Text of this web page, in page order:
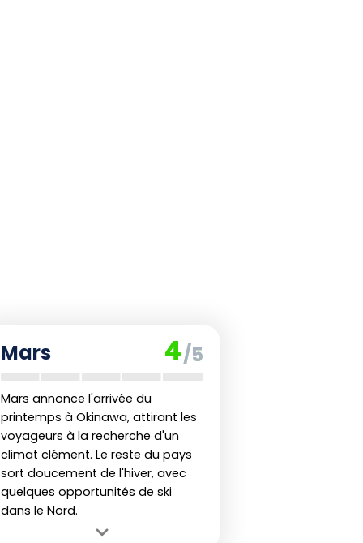
Mars 4/5
Mars annonce l'arrivée du
printemps à Okinawa, attirant les
voyageurs à la recherche d'un
climat clément. Le reste du pays
sort doucement de l'hiver, avec
quelques opportunités de ski
dans le Nord.